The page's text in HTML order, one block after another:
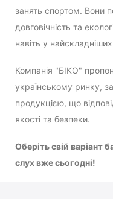
занять спортом. Вони
довговічність та
навіть у
Компанія "БІКО"
українському ринку,
продукцією, що
якості та безпеки.
Оберіть свій варіант
слух вже сьогодні!